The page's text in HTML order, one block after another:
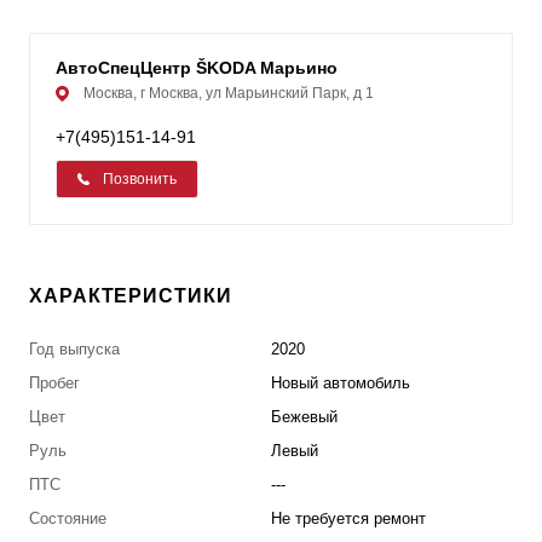
АвтоСпецЦентр ŠKODA Марьино
Москва, г Москва, ул Марьинский Парк, д 1
+7(495)151-14-91
Позвонить
ХАРАКТЕРИСТИКИ
Год выпуска
2020
Пробег
Новый автомобиль
Цвет
Бежевый
Руль
Левый
ПТС
---
Состояние
Не требуется ремонт